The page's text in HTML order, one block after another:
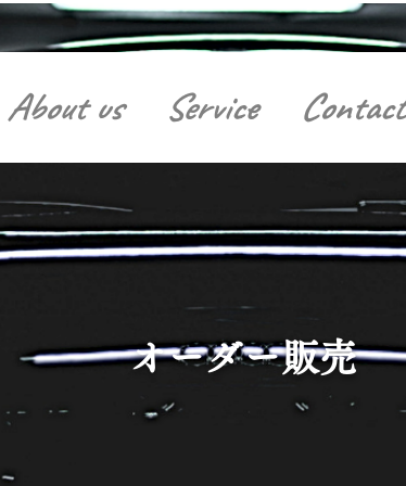
About us Service Contact
​オーダー販売